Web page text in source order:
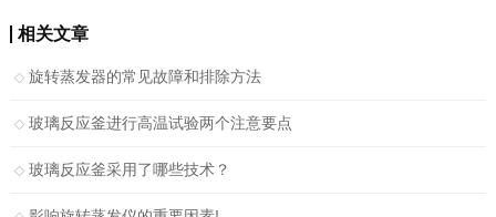
相关文章
旋转蒸发器的常见故障和排除方法
玻璃反应釜进行高温试验两个注意要点
玻璃反应釜采用了哪些技术？